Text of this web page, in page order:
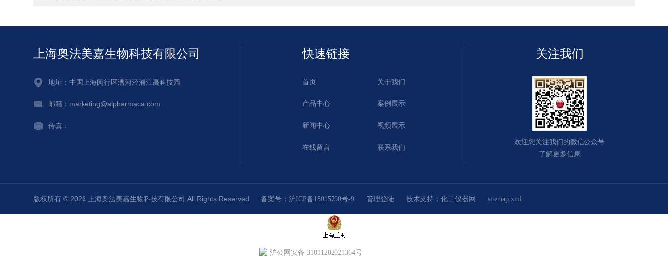
上海奥法美嘉生物科技有限公司
地址：中国上海闵行区漕河泾浦江高科技园
邮箱：marketing@alpharmaca.com
传真：
快速链接
首页 关于我们
产品中心 案例展示
新闻中心 视频展示
在线留言 联系我们
关注我们
欢迎您关注我们的微信公众号
了解更多信息
版权所有 © 2026 上海奥法美嘉生物科技有限公司 All Rights Reserved备案号：沪ICP备18015790号-9 管理登陆 技术支持：化工仪器网 sitemap.xml
沪公网安备 31011202021364号